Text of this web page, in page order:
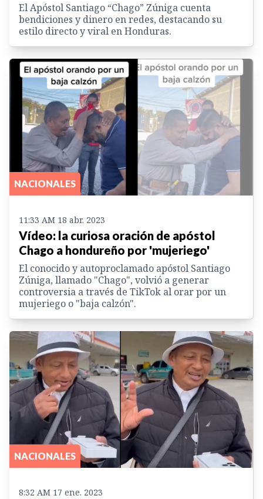
El Apóstol Santiago “Chago” Zúniga cuenta
bendiciones y dinero en redes, destacando su
estilo directo y viral en Honduras.
NACIONALES
11:33 AM 18 abr. 2023
Vídeo: la curiosa oración de apóstol
Chago a hondureño por 'mujeriego'
El conocido y autoproclamado apóstol Santiago
Zúniga, llamado "Chago", volvió a generar
controversia a través de TikTok al orar por un
mujeriego o "baja calzón".
NACIONALES
8:32 AM 17 ene. 2023